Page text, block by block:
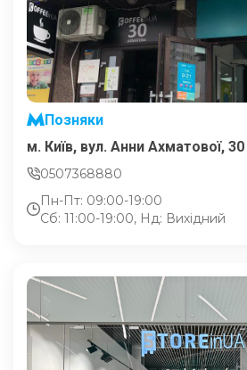
Позняки
м. Київ, вул. Анни Ахматової, 30
0507368880
Пн-Пт: 09:00-19:00
Сб: 11:00-19:00, Нд: Вихідний